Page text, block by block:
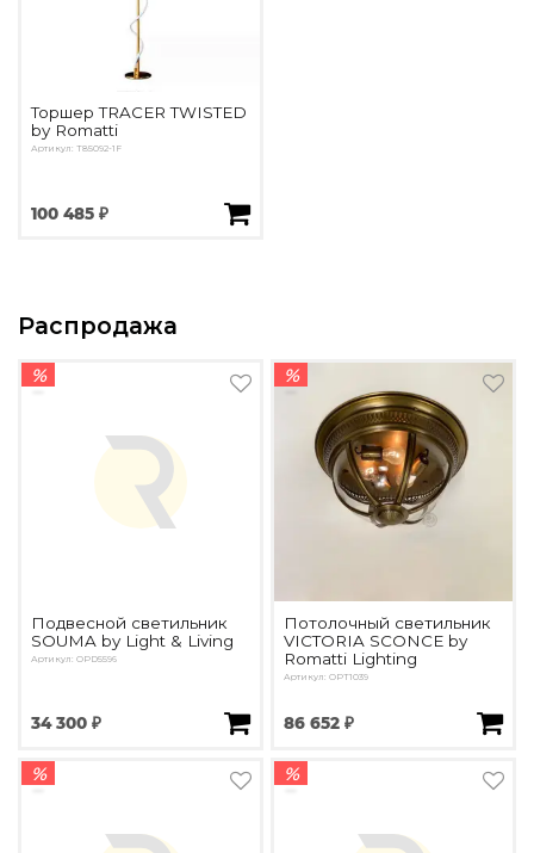
Торшер TRACER TWISTED
by Romatti
Артикул: T85092-1F
100 485 ₽
Распродажа
%
Подвесной светильник
SOUMA by Light & Living
Артикул: OPD5596
34 300 ₽
%
Потолочный светильник
VICTORIA SCONCE by
Romatti Lighting
Артикул: OPT1039
86 652 ₽
% %